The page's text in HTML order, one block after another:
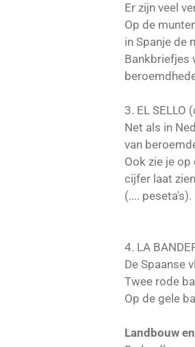
Er zijn veel
Op de
in Spanje de
Bankbriefjes
3. EL SELLO
Net als in
van
Ook zie je
cijfer laat
(.... peseta's).
4. LA
De Spaanse
Twee rode
Op de gele
Landbouw